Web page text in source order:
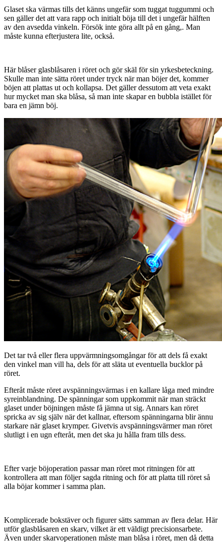
Glaset ska värmas tills det känns ungefär som tuggat tuggummi och
sen gäller det att vara rapp och initialt böja till det i ungefär hälften
av den avsedda vinkeln. Försök inte göra allt på en gång,. Man
måste kunna efterjustera lite, också.
Här blåser glasblåsaren i röret och gör skäl för sin yrkesbeteckning.
Skulle man inte sätta röret under tryck när man böjer det, kommer
böjen att plattas ut och kollapsa. Det gäller dessutom att veta exakt
hur mycket man ska blåsa, så man inte skapar en bubbla istället för
bara en jämn böj.
Det tar två eller flera uppvärmningsomgångar för att dels få exakt
den vinkel man vill ha, dels för att släta ut eventuella bucklor på
röret.
Efteråt måste röret avspänningsvärmas i en kallare låga med mindre
syreinblandning. De spänningar som uppkommit när man sträckt
glaset under böjningen måste få jämna ut sig. Annars kan röret
spricka av sig själv när det kallnar, eftersom spänningarna blir ännu
starkare när glaset krymper. Givetvis avspänningsvärmer man röret
slutligt i en ugn efteråt, men det ska ju hålla fram tills dess.
Efter varje böjoperation passar man röret mot ritningen för att
kontrollera att man följer sagda ritning och för att platta till röret så
alla böjar kommer i samma plan.
Komplicerade bokstäver och figurer sätts samman av flera delar. Här
utför glasblåsaren en skarv, vilket är ett väldigt precisionsarbete.
Även under skarvoperationen måste man blåsa i röret, men då detta